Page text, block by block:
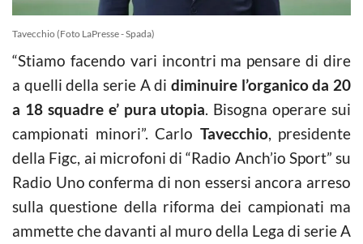
Tavecchio (Foto LaPresse - Spada)
“Stiamo facendo vari incontri ma pensare di dire
a quelli della serie A di diminuire l’organico da 20
a 18 squadre e’ pura utopia. Bisogna operare sui
campionati minori”. Carlo Tavecchio, presidente
della Figc, ai microfoni di “Radio Anch’io Sport” su
Radio Uno conferma di non essersi ancora arreso
sulla questione della riforma dei campionati ma
ammette che davanti al muro della Lega di serie A